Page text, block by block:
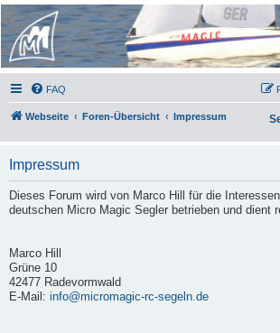
Micro Magic Forum
Deutschland
FAQ
Webseite Foren-Übersicht Impressum
Impressum
Dieses Forum wird von Marco Hill für die
deutschen Micro Magic Segler betrieben und dient
Marco Hill
Grüne 10
42477 Radevormwald
E-Mail: info@micromagic-rc-segeln.de